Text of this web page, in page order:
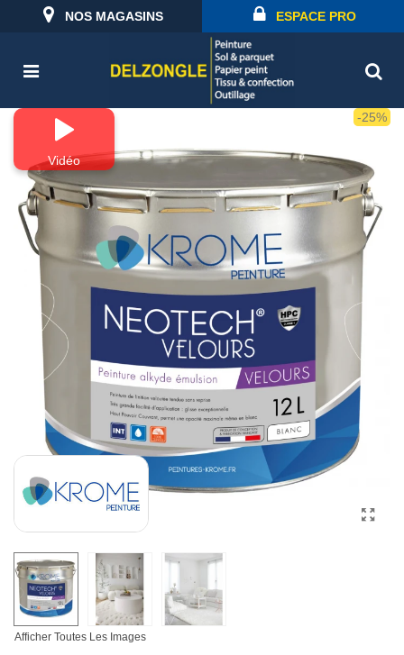
NOS MAGASINS ESPACE PRO
Vidéo
-25%
Afficher Toutes Les Images